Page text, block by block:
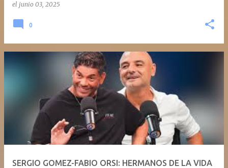
el junio 03, 2025
0
SERGIO GOMEZ-FABIO ORSI: HERMANOS DE LA VIDA